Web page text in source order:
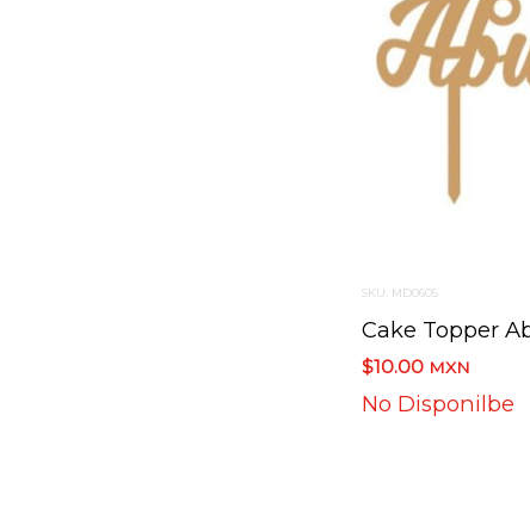
SKU: MD0605
$10.00 MXN
No Disponilbe